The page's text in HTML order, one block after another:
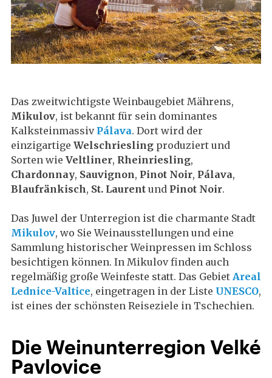
Das zweitwichtigste Weinbaugebiet Mährens,
Mikulov, ist bekannt für sein dominantes
Kalksteinmassiv Pálava. Dort wird der
einzigartige Welschriesling produziert und
Sorten wie Veltliner, Rheinriesling,
Chardonnay, Sauvignon, Pinot Noir, Pálava,
Blaufränkisch, St. Laurent und Pinot Noir.
Das Juwel der Unterregion ist die charmante Stadt
Mikulov, wo Sie Weinausstellungen und eine
Sammlung historischer Weinpressen im Schloss
besichtigen können. In Mikulov finden auch
regelmäßig große Weinfeste statt. Das Gebiet Areal
Lednice-Valtice, eingetragen in der Liste UNESCO,
ist eines der schönsten Reiseziele in Tschechien.
Die Weinunterregion Velké
Pavlovice